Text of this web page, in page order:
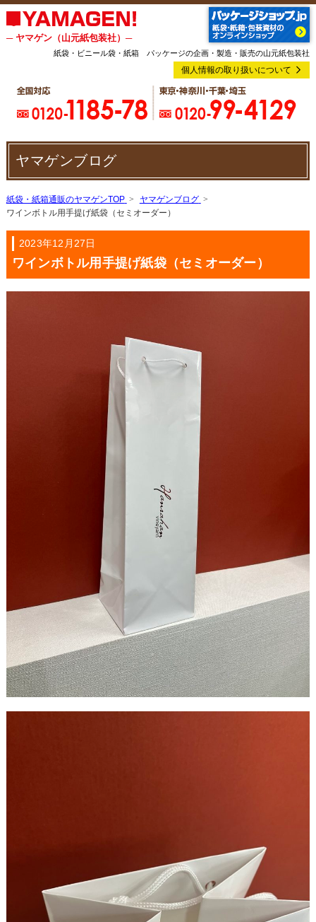
─ ヤマゲン（山元紙包装社）─
紙袋・ビニール袋・紙箱 パッケージの企画・製造・販売の山元紙包装社
個人情報の取り扱いについて
ヤマゲンブログ
紙袋・紙箱通販のヤマゲンTOP
ヤマゲンブログ
ワインボトル用手提げ紙袋（セミオーダー）
2023年12月27日
ワインボトル用手提げ紙袋（セミオーダー）